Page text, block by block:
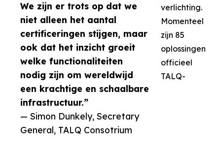
We zijn er trots op dat we
niet alleen het aantal
certificeringen stijgen, maar
ook dat het inzicht groeit
welke functionaliteiten
nodig zijn om wereldwijd
een krachtige en schaalbare
infrastructuur.”
— Simon Dunkely, Secretary
General, TALQ Consotrium
verlichting.
Momenteel
zijn 85
oplossingen
officieel
TALQ-